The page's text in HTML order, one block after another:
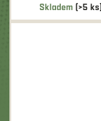
Průměrné
hodnocení
Skladem (>5